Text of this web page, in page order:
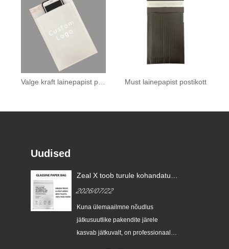
Valge kraft lainepapist postikott Must lainepapist postikott
Uudised
Zeal X toob turule kohandatud
ülemaailmsetel kaubamärkidel
ühekordselt kasutatavaid
plastpakendeid asendada
2026/07/22
Kuna ülemaailmne nõudlus
jätkusuutlike pakendite järele
kasvab jätkuvalt, on professionaalne